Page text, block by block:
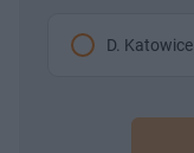
D. Katowice